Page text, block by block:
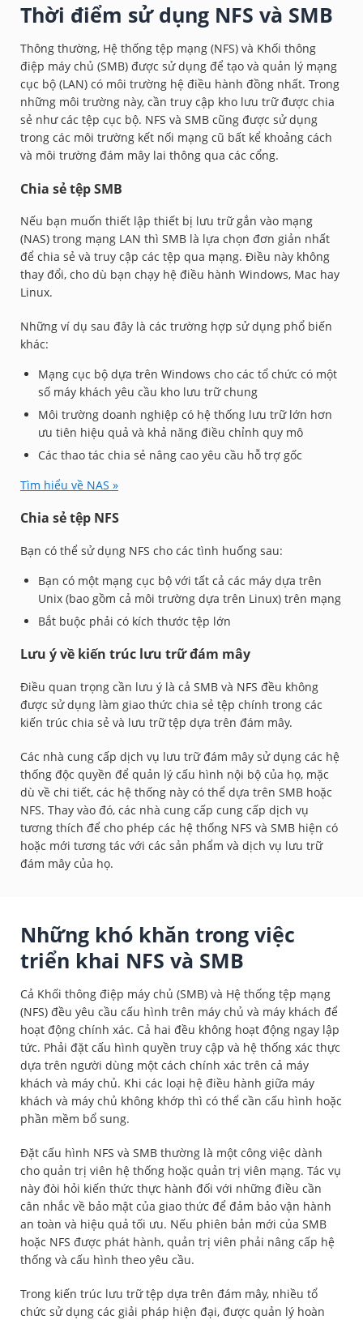
Thời điểm sử dụng NFS và SMB
Thông thường, Hệ thống tệp mạng (NFS) và Khối thông
điệp máy chủ (SMB) được sử dụng để tạo và quản lý mạng
cục bộ (LAN) có môi trường hệ điều hành đồng nhất. Trong
những môi trường này, cần truy cập kho lưu trữ được chia
sẻ như các tệp cục bộ. NFS và SMB cũng được sử dụng
trong các môi trường kết nối mạng cũ bất kể khoảng cách
và môi trường đám mây lai thông qua các cổng.
Chia sẻ tệp SMB
Nếu bạn muốn thiết lập thiết bị lưu trữ gắn vào mạng
(NAS) trong mạng LAN thì SMB là lựa chọn đơn giản nhất
để chia sẻ và truy cập các tệp qua mạng. Điều này không
thay đổi, cho dù bạn chạy hệ điều hành Windows, Mac hay
Linux.
Những ví dụ sau đây là các trường hợp sử dụng phổ biến
khác:
Mạng cục bộ dựa trên Windows cho các tổ chức có một
số máy khách yêu cầu kho lưu trữ chung
Môi trường doanh nghiệp có hệ thống lưu trữ lớn hơn
ưu tiên hiệu quả và khả năng điều chỉnh quy mô
Các thao tác chia sẻ nâng cao yêu cầu hỗ trợ gốc
Tìm hiểu về NAS »
Chia sẻ tệp NFS
Bạn có thể sử dụng NFS cho các tình huống sau:
Bạn có một mạng cục bộ với tất cả các máy dựa trên
Unix (bao gồm cả môi trường dựa trên Linux) trên mạng
Bắt buộc phải có kích thước tệp lớn
Lưu ý về kiến trúc lưu trữ đám mây
Điều quan trọng cần lưu ý là cả SMB và NFS đều không
được sử dụng làm giao thức chia sẻ tệp chính trong các
kiến trúc chia sẻ và lưu trữ tệp dựa trên đám mây.
Các nhà cung cấp dịch vụ lưu trữ đám mây sử dụng các hệ
thống độc quyền để quản lý cấu hình nội bộ của họ, mặc
dù về chi tiết, các hệ thống này có thể dựa trên SMB hoặc
NFS. Thay vào đó, các nhà cung cấp cung cấp dịch vụ
tương thích để cho phép các hệ thống NFS và SMB hiện có
hoặc mới tương tác với các sản phẩm và dịch vụ lưu trữ
đám mây của họ.
Những khó khăn trong việc
triển khai NFS và SMB
Cả Khối thông điệp máy chủ (SMB) và Hệ thống tệp mạng
(NFS) đều yêu cầu cấu hình trên máy chủ và máy khách để
hoạt động chính xác. Cả hai đều không hoạt động ngay lập
tức. Phải đặt cấu hình quyền truy cập và hệ thống xác thực
dựa trên người dùng một cách chính xác trên cả máy
khách và máy chủ. Khi các loại hệ điều hành giữa máy
khách và máy chủ không khớp thì có thể cần cấu hình hoặc
phần mềm bổ sung.
Đặt cấu hình NFS và SMB thường là một công việc dành
cho quản trị viên hệ thống hoặc quản trị viên mạng. Tác vụ
này đòi hỏi kiến thức thực hành đối với những điều cần
cân nhắc về bảo mật của giao thức để đảm bảo vận hành
an toàn và hiệu quả tối ưu. Nếu phiên bản mới của SMB
hoặc NFS được phát hành, quản trị viên phải nâng cấp hệ
thống và cấu hình theo yêu cầu.
Trong kiến trúc lưu trữ tệp dựa trên đám mây, nhiều tổ
chức sử dụng các giải pháp hiện đại, được quản lý hoàn